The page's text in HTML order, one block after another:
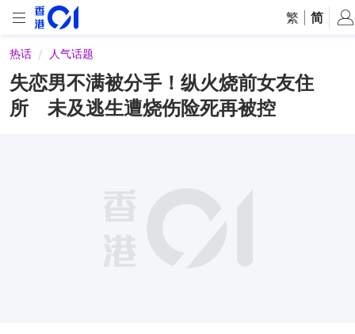
繁 简
热话 人气话题
失恋男不满被分手！纵火烧前女友住
所 未及逃生遭烧伤险死再被控